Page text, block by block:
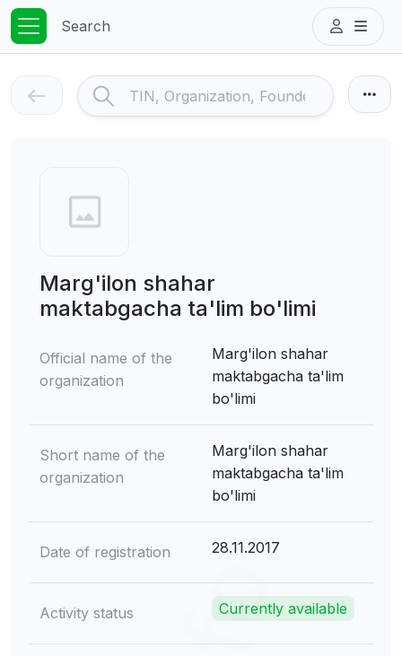
Search
Marg'ilon shahar
maktabgacha ta'lim bo'limi
Official name of the
organization
Marg'ilon shahar
maktabgacha ta'lim
bo'limi
Short name of the
organization
Marg'ilon shahar
maktabgacha ta'lim
bo'limi
Date of registration 28.11.2017
Activity status Currently available